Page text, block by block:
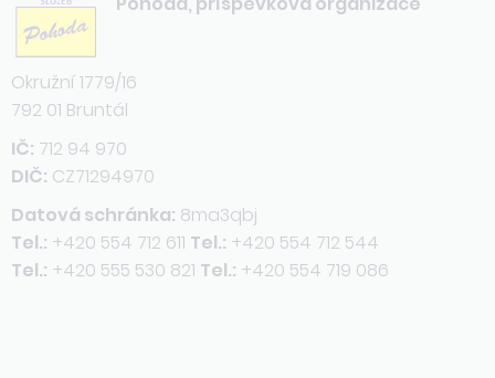
Okružní 1779/16
792 01 Bruntál
IČ: 712 94 970
DIČ: CZ71294970
Datová schránka: 8ma3qbj
Tel.: +420 554 712 611 Tel.: +420 554 712 544
Tel.: +420 555 530 821 Tel.: +420 554 719 086